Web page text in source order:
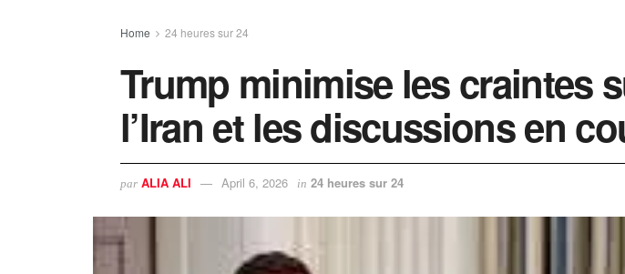
Home 24 heures sur 24
Trump minimise les craintes
l’Iran et les discussions en
par ALIA ALI April 6, 2026 in 24 heures sur 24